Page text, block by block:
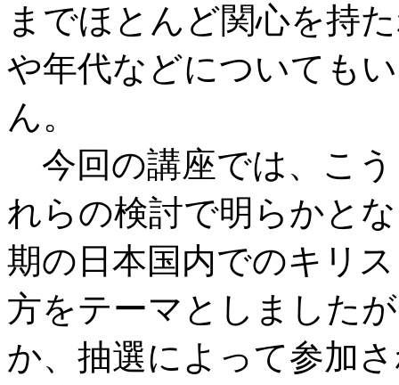
までほとんど関心を持
や年代などについても
ん。
今回の講座では、こ
れらの検討で明らかと
期の日本国内でのキリ
方をテーマとしました
か、抽選によって参加